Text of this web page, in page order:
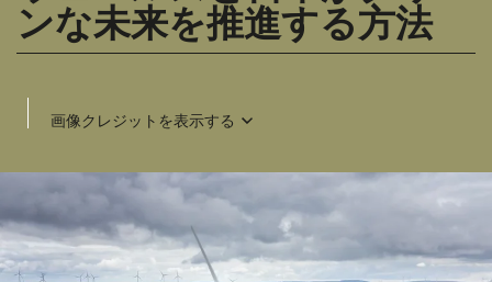
ンな未来を推進する方法
画像クレジットを表示する